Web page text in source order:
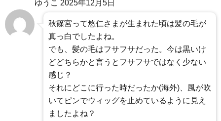
ゆうこ 2025年12月5日
秋篠宮って悠仁さまが生まれた頃は髪の毛が
真っ白でしたよね。
でも、髪の毛はフサフサだった。今は黒いけ
どどちらかと言うとフサフサではなく少ない
感じ？
それにどこに行った時だったか(海外)、風が吹
いてピンでウィッグを止めているように見え
ましたよね？